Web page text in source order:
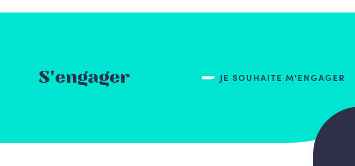
S'engager JE SOUHAITE M'ENGAGER